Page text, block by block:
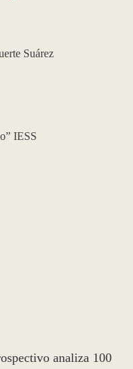
Suárez
IESS
analiza 100